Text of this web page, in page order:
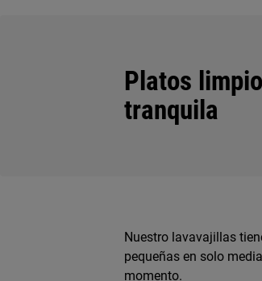
Platos
tranquila
Nuestro lavavajillas
pequeñas en solo
momento.